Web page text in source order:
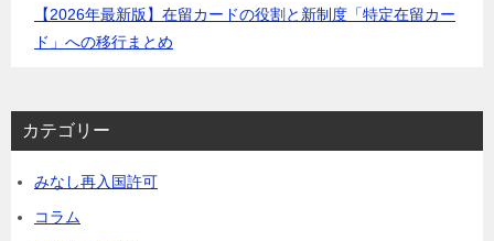
【2026年最新版】在留カードの役割と新制度「特定在留カー
ド」への移行まとめ
カテゴリー
みなし再入国許可
コラム